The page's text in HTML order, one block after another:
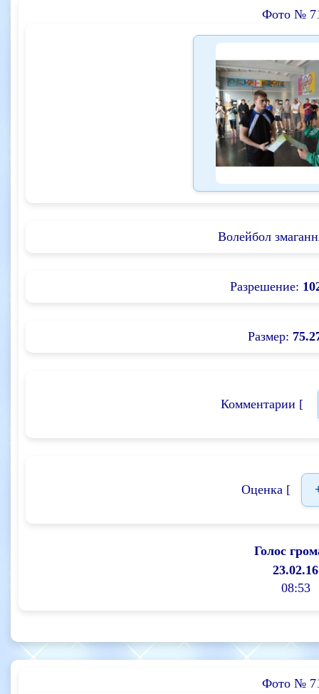
Фото №
Волейбол
Разрешение:
Размер:
Комментарии [
Оценка [
Голос
23.02.16
08:53
Фото №